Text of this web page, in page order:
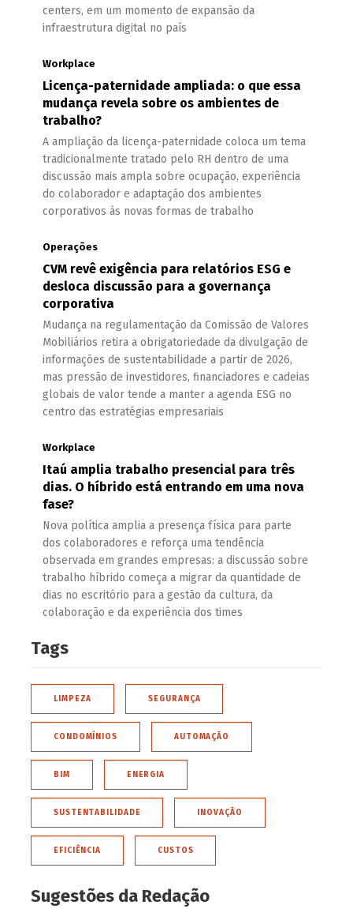
centers, em um momento de expansão da
infraestrutura digital no país
Workplace
Licença-paternidade ampliada: o que essa
mudança revela sobre os ambientes de
trabalho?
A ampliação da licença-paternidade coloca um tema
tradicionalmente tratado pelo RH dentro de uma
discussão mais ampla sobre ocupação, experiência
do colaborador e adaptação dos ambientes
corporativos às novas formas de trabalho
Operações
CVM revê exigência para relatórios ESG e
desloca discussão para a governança
corporativa
Mudança na regulamentação da Comissão de Valores
Mobiliários retira a obrigatoriedade da divulgação de
informações de sustentabilidade a partir de 2026,
mas pressão de investidores, financiadores e cadeias
globais de valor tende a manter a agenda ESG no
centro das estratégias empresariais
Workplace
Itaú amplia trabalho presencial para três
dias. O híbrido está entrando em uma nova
fase?
Nova política amplia a presença física para parte
dos colaboradores e reforça uma tendência
observada em grandes empresas: a discussão sobre
trabalho híbrido começa a migrar da quantidade de
dias no escritório para a gestão da cultura, da
colaboração e da experiência dos times
Tags
LIMPEZA SEGURANÇA
CONDOMÍNIOS AUTOMAÇÃO
BIM ENERGIA
SUSTENTABILIDADE INOVAÇÃO
EFICIÊNCIA CUSTOS
Sugestões da Redação